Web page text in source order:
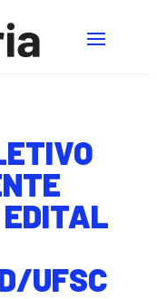
EDITAL
UFSC